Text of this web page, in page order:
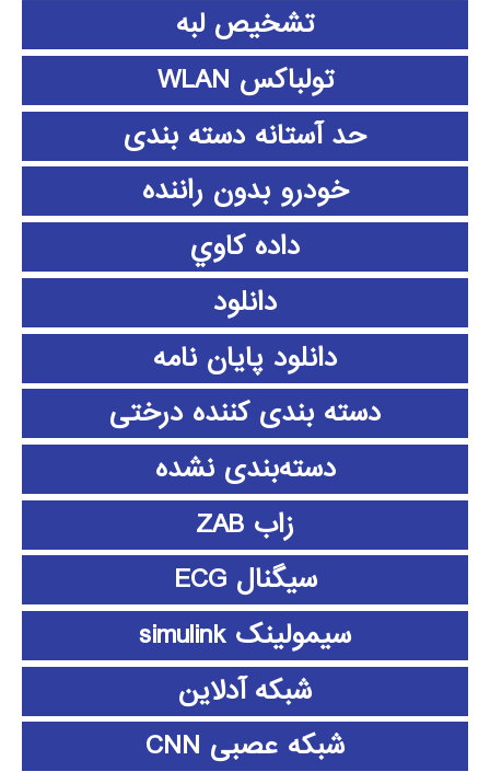
تشخیص لبه
تولباکس WLAN
حد آستانه دسته بندی
خودرو بدون راننده
داده كاوي
دانلود
دانلود پايان نامه
دسته بندی کننده درختی
دسته‌بندی نشده
زاب ZAB
سیگنال ECG
سیمولینک simulink
شبکه آدلاین
شبکه عصبی CNN